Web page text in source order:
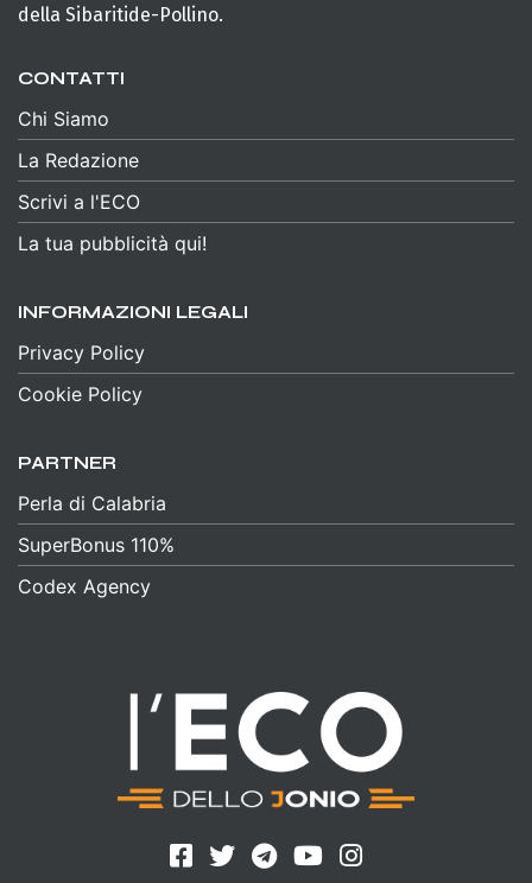
della Sibaritide-Pollino.
CONTATTI
Chi Siamo
La Redazione
Scrivi a l'ECO
La tua pubblicità qui!
INFORMAZIONI LEGALI
Privacy Policy
Cookie Policy
PARTNER
Perla di Calabria
SuperBonus 110%
Codex Agency